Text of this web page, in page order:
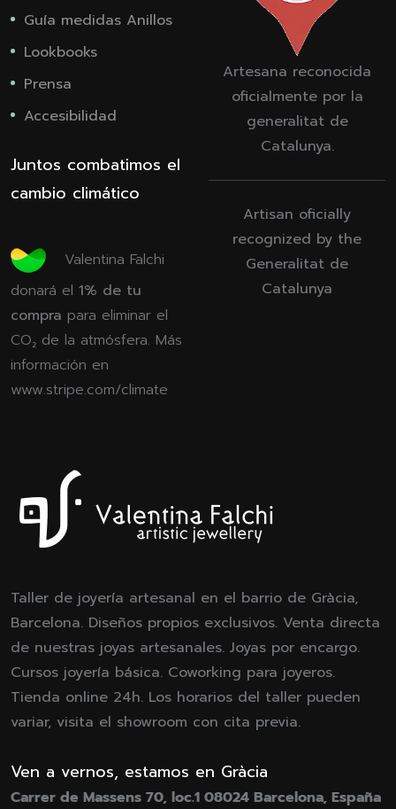
Guía medidas Anillos
Lookbooks
Prensa
Accesibilidad
Juntos combatimos el
cambio climático
Valentina Falchi
donará el 1% de tu
compra para eliminar el
CO₂ de la atmósfera. Más
información en
www.stripe.com/climate
Artesana reconocida
oficialmente por la
generalitat de
Catalunya.
Artisan oficially
recognized by the
Generalitat de
Catalunya
Taller de joyería artesanal en el barrio de Gràcia,
Barcelona. Diseños propios exclusivos. Venta directa
de nuestras joyas artesanales. Joyas por encargo.
Cursos joyería básica. Coworking para joyeros.
Tienda online 24h. Los horarios del taller pueden
variar, visita el showroom con cita previa.
Ven a vernos, estamos en Gràcia
Carrer de Massens 70, loc.1 08024 Barcelona, España